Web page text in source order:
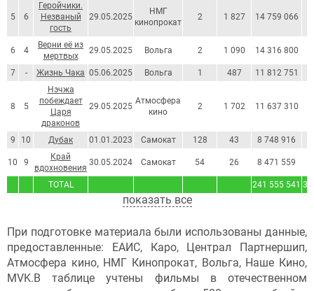
TOTAL 241 555 541 3
5 6
Геройчики.
Незваный
гость
29.05.2025
НМГ
кинопрокат
2 1 827 14 759 066
6 4
Верни её из
мертвых
29.05.2025 Вольга 2 1 090 14 316 800
7 - Жизнь Чака 05.06.2025 Вольга 1 487 11 812 751
8 5
Нэчжа
побеждает
Царя
драконов
29.05.2025
Атмосфера
кино
2 1 702 11 637 310
9 10 Дубак 01.01.2023 Самокат 128 43 8 748 916
10 9
Край
вдохновения
30.05.2024 Самокат 54 26 8 471 559
показать все
При подготовке материала были использованы данные,
предоставленные: ЕАИС, Каро, Централ Партнершип,
Атмосфера кино, НМГ Кинопрокат, Вольга, Наше Кино,
MVK.В таблице учтены фильмы в отечественном